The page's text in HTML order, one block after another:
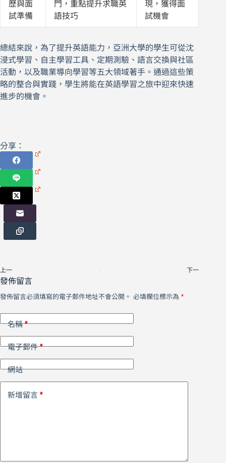
歷與面
試準備
門，重點提升求職英
語技巧
現，獲得面
試機會
總結來說，為了提升英語能力，亞洲大學的學生可從沈
浸式學習、自主學習工具、定期測驗、語言交換與社區
活動，以及職業導向學習等五大領域著手。通過這些策
略的整合與實踐，學生將能在英語學習之旅中迎來快速
進步的機會。
分享：
上一 下一
發佈留言
發佈留言必須填寫的電子郵件地址不會公開。 必填欄位標示為 *
名稱*
電子郵件*
網站
新增留言 *